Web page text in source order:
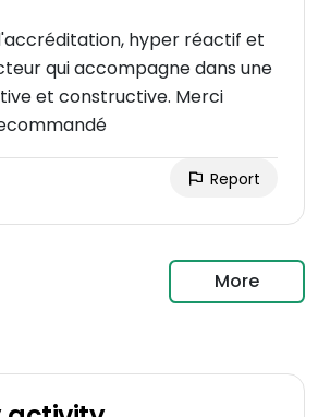
hyper réactif et
qui accompagne dans une
et constructive. Merci
Report
More